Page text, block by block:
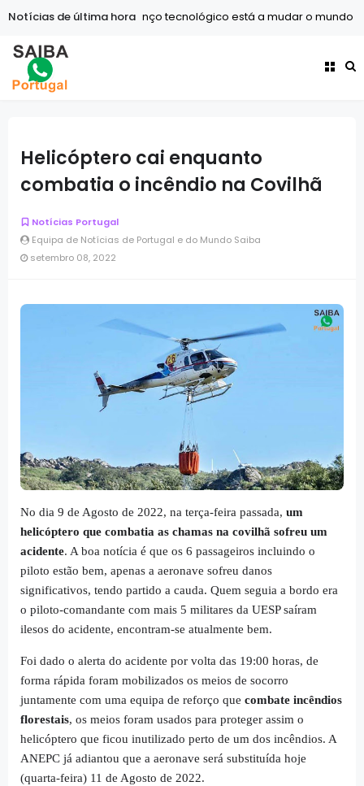
Tecnologia O avanço tecnológico está a mudar o mundo
Notícias de última hora
Helicóptero cai enquanto
combatia o incêndio na Covilhã
Notícias Portugal
Equipa de Notícias de Portugal e do Mundo Saiba
setembro 08, 2022
No dia 9 de Agosto de 2022, na terça-feira passada, um
helicóptero que combatia as chamas na covilhã sofreu um
acidente. A boa notícia é que os 6 passageiros incluindo o
piloto estão bem, apenas a aeronave sofreu danos
significativos, tendo partido a cauda. Quem seguia a bordo era
o piloto-comandante com mais 5 militares da UESP saíram
ilesos do acidente, encontram-se atualmente bem.
Foi dado o alerta do acidente por volta das 19:00 horas, de
forma rápida foram mobilizados os meios de socorro
juntamente com uma equipa de reforço que combate incêndios
florestais, os meios foram usados para proteger assim o
helicóptero que ficou inutilizado perto de um dos incêndios. A
ANEPC já adiantou que a aeronave será substituída hoje
(quarta-feira) 11 de Agosto de 2022.